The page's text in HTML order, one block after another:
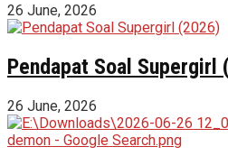
26 June, 2026
Pendapat Soal Supergirl
26 June, 2026